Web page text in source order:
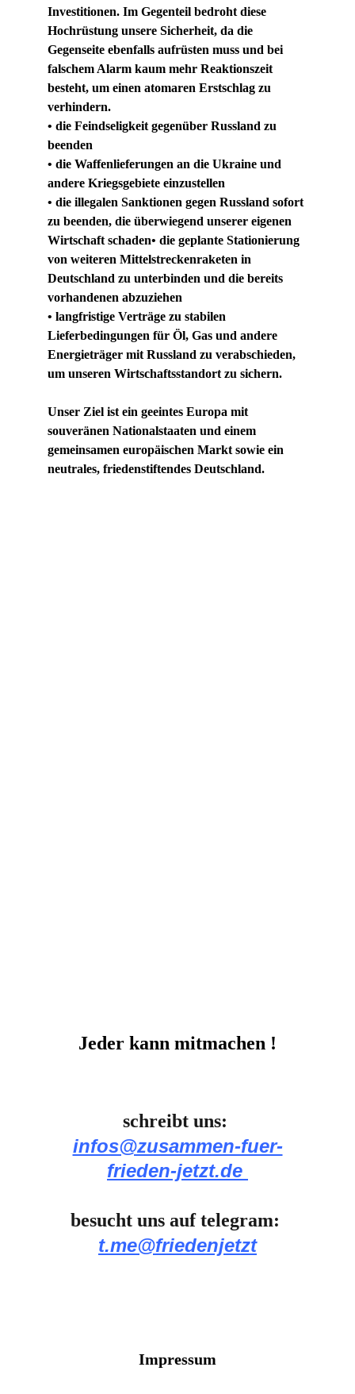
Investitionen. Im Gegenteil bedroht diese
Hochrüstung unsere Sicherheit, da die
Gegenseite ebenfalls aufrüsten muss und bei
falschem Alarm kaum mehr Reaktionszeit
besteht, um einen atomaren Erstschlag zu
verhindern.
• die Feindseligkeit gegenüber Russland zu
beenden
• die Waffenlieferungen an die Ukraine und
andere Kriegsgebiete einzustellen
• die illegalen Sanktionen gegen Russland sofort
zu beenden, die überwiegend unserer eigenen
Wirtschaft schaden• die geplante Stationierung
von weiteren Mittelstreckenraketen in
Deutschland zu unterbinden und die bereits
vorhandenen abzuziehen
• langfristige Verträge zu stabilen
Lieferbedingungen für Öl, Gas und andere
Energieträger mit Russland zu verabschieden,
um unseren Wirtschaftsstandort zu sichern.
Unser Ziel ist ein geeintes Europa mit
souveränen Nationalstaaten und einem
gemeinsamen europäischen Markt sowie ein
neutrales, friedenstiftendes Deutschland.
Impressum
schreibt uns:
infos@zusammen-fuer-
frieden-jetzt.de
besucht uns auf telegram:
t.me@friedenjetzt
Jeder kann mitmachen !